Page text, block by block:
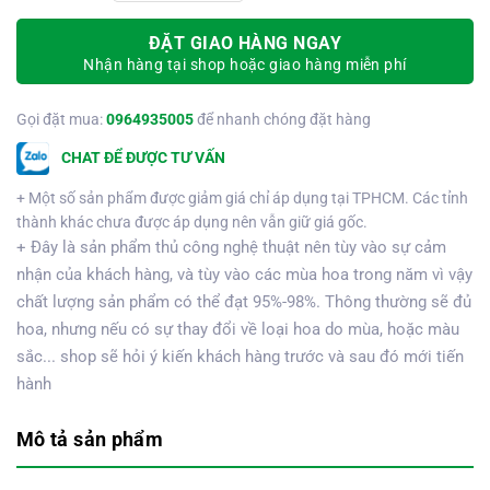
ĐẶT GIAO HÀNG NGAY
Nhận hàng tại shop hoặc giao hàng miễn phí
Gọi đặt mua:0964935005để nhanh chóng đặt hàng
CHAT ĐỂ ĐƯỢC TƯ VẤN
+ Một số sản phẩm được giảm giá chỉ áp dụng tại TPHCM. Các tỉnh
thành khác chưa được áp dụng nên vẫn giữ giá gốc.
+ Đây là sản phẩm thủ công nghệ thuật nên tùy vào sự cảm
nhận của khách hàng, và tùy vào các mùa hoa trong năm vì vậy
chất lượng sản phẩm có thể đạt 95%-98%. Thông thường sẽ đủ
hoa, nhưng nếu có sự thay đổi về loại hoa do mùa, hoặc màu
sắc... shop sẽ hỏi ý kiến khách hàng trước và sau đó mới tiến
hành
Mô tả sản phẩm